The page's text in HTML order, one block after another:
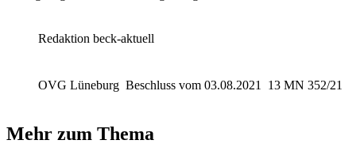
Redaktion beck-aktuell
OVG Lüneburg Beschluss vom 03.08.2021 13 MN 352/21
Mehr zum Thema